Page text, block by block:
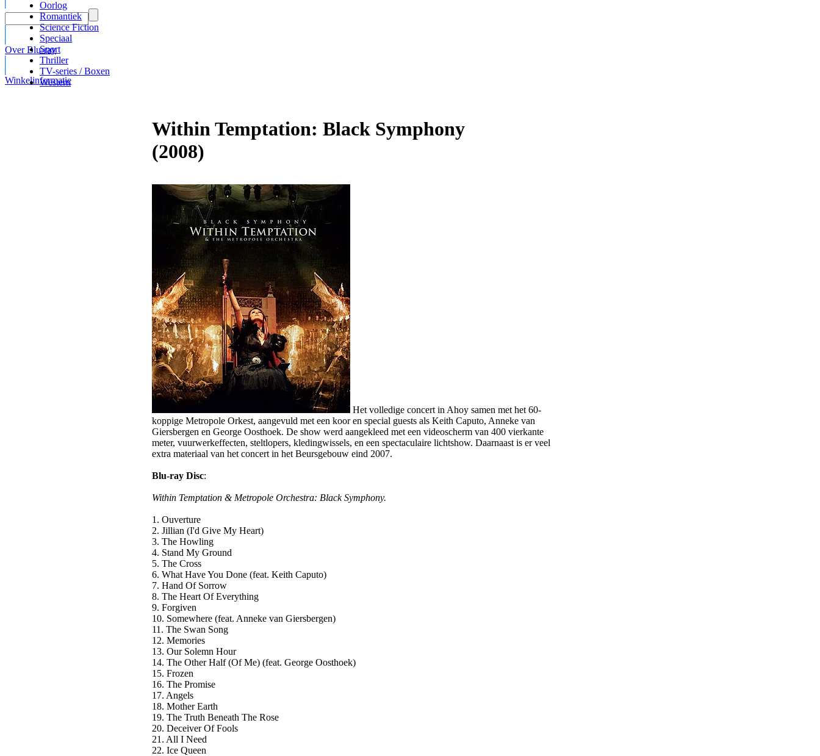
Over Blu-ray
Winkelinformatie
Oorlog
Romantiek
Science Fiction
Speciaal
Sport
Thriller
TV-series / Boxen
Western
Within Temptation: Black Symphony
(2008)
Het volledige concert in Ahoy samen met het 60-
koppige Metropole Orkest, aangevuld met een koor en special guests als Keith Caputo, Anneke van
Giersbergen en George Oosthoek. De show werd aangekleed met een videoscherm van 400 vierkante
meter, vuurwerkeffecten, steltlopers, kledingwissels, en een spectaculaire lichtshow. Daarnaast is er veel
extra materiaal van het concert in het Beursgebouw eind 2007.
Blu-ray Disc:
Within Temptation & Metropole Orchestra: Black Symphony.
1. Ouverture
2. Jillian (I'd Give My Heart)
3. The Howling
4. Stand My Ground
5. The Cross
6. What Have You Done (feat. Keith Caputo)
7. Hand Of Sorrow
8. The Heart Of Everything
9. Forgiven
10. Somewhere (feat. Anneke van Giersbergen)
11. The Swan Song
12. Memories
13. Our Solemn Hour
14. The Other Half (Of Me) (feat. George Oosthoek)
15. Frozen
16. The Promise
17. Angels
18. Mother Earth
19. The Truth Beneath The Rose
20. Deceiver Of Fools
21. All I Need
22. Ice Queen